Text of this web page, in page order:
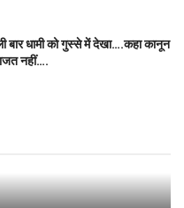
धामी को गुस्से में देखा….कहा कानून
नहीं….